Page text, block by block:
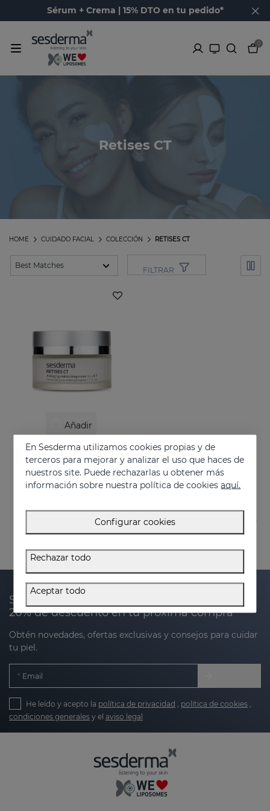
Sérum + Crema | 15% DTO en tu pedido*
0
Retises CT
RETISES CT
COLECCIÓN
CUIDADO FACIAL
HOME
FILTRAR
Añadir
RETISES CT Crema Hidratante Antienvejecimiento
Hidratación de la piel. Prevención y tratamiento de las arrugas, la flacidez y otras manifestaciones oxidativas de la piel
62.95 €
Suscríbete a nuestra newsletter y recibe un
20% de descuento en tu próxima compra
Obtén novedades, ofertas exclusivas y consejos para cuidar
tu piel.
Email
He leído y acepto la política de privacidad , política de cookies ,
condiciones generales y el aviso legal
En Sesderma utilizamos cookies propias y de
terceros para mejorar y analizar el uso que haces de
nuestros site. Puede rechazarlas u obtener más
información sobre nuestra política de cookiesaquí.
Configurar cookies
Rechazar todo
Aceptar todo